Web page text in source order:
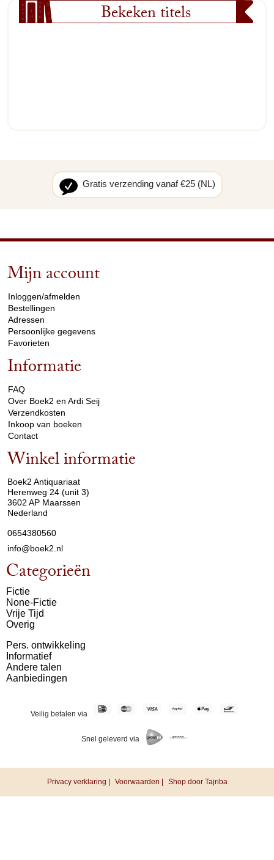
Bekeken titels
Gratis verzending vanaf €25 (NL)
Mijn account
Inloggen/afmelden
Bestellingen
Adressen
Persoonlijke gegevens
Favorieten
Informatie
FAQ
Over Boek2 en Ardi Seij
Verzendkosten
Inkoop van boeken
Contact
Winkel informatie
Boek2 Antiquariaat
Herenweg 24 (unit 3)
3602 AP Maarssen
Nederland
0654380560
info@boek2.nl
Categorieën
Fictie
None-Fictie
Vrije Tijd
Overig
Pers. ontwikkeling
Informatief
Andere talen
Aanbiedingen
Veilig betalen via
Snel geleverd via
Privacy verklaring | Voorwaarden | Shop door Tajriba